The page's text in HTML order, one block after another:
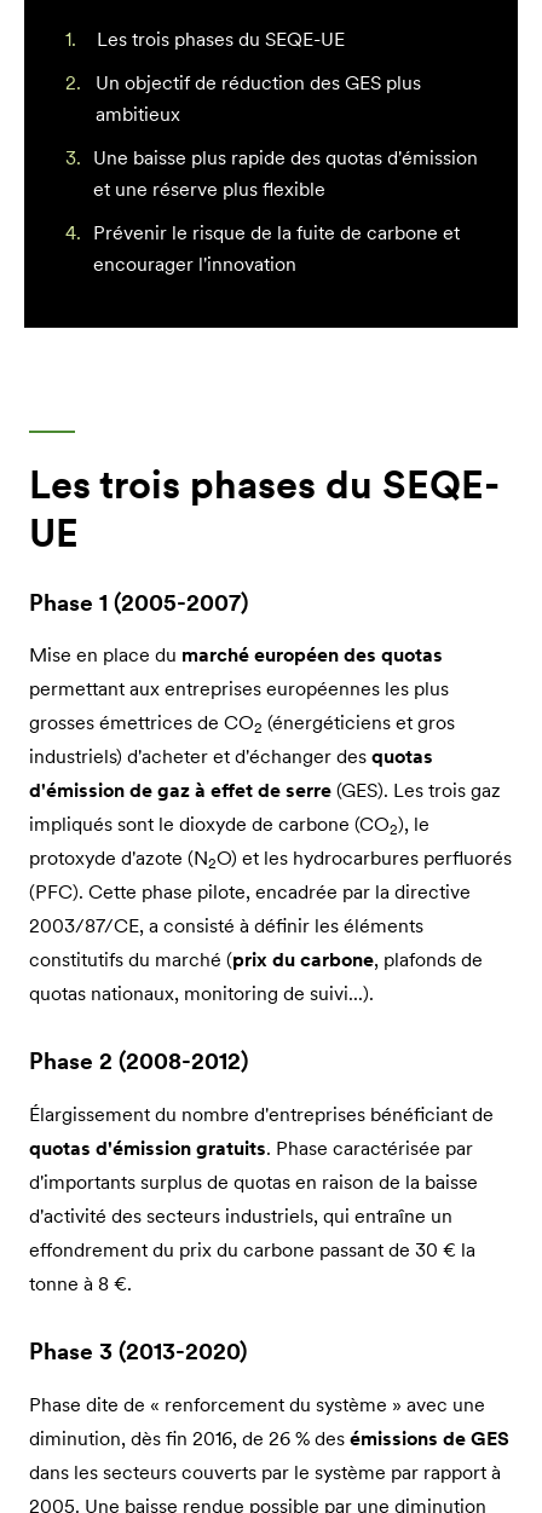
Les trois phases du SEQE-UE
Un objectif de réduction des GES plus
ambitieux
Une baisse plus rapide des quotas d'émission
et une réserve plus flexible
Prévenir le risque de la fuite de carbone et
encourager l'innovation
Les trois phases du SEQE-
UE
Phase 1 (2005-2007)
Mise en place du marché européen des quotas
permettant aux entreprises européennes les plus
grosses émettrices de CO2 (énergéticiens et gros
industriels) d'acheter et d'échanger des quotas
d'émission de gaz à effet de serre (GES). Les trois gaz
impliqués sont le dioxyde de carbone (CO2), le
protoxyde d'azote (N2O) et les hydrocarbures perfluorés
(PFC). Cette phase pilote, encadrée par la directive
2003/87/CE, a consisté à définir les éléments
constitutifs du marché (prix du carbone, plafonds de
quotas nationaux, monitoring de suivi...).
Phase 2 (2008-2012)
Élargissement du nombre d'entreprises bénéficiant de
quotas d'émission gratuits. Phase caractérisée par
d'importants surplus de quotas en raison de la baisse
d'activité des secteurs industriels, qui entraîne un
effondrement du prix du carbone passant de 30 € la
tonne à 8 €.
Phase 3 (2013-2020)
Phase dite de « renforcement du système » avec une
diminution, dès fin 2016, de 26 % des émissions de GES
dans les secteurs couverts par le système par rapport à
2005. Une baisse rendue possible par une diminution